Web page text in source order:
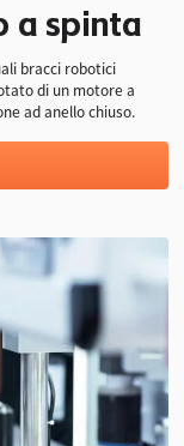
a spinta
bracci robotici
di un motore a
ad anello chiuso.
15mm/s
Velocità di
apertura e
chiusura